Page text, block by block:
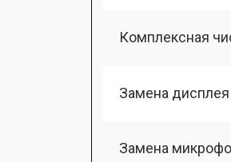
Комплексная
Замена дисплея
Замена